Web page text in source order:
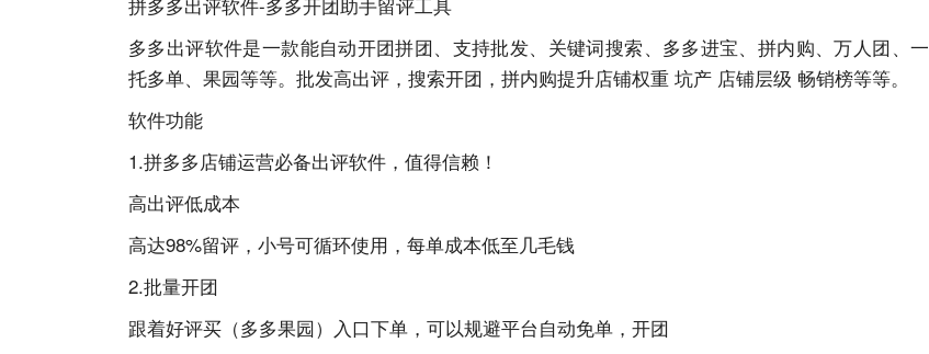
多多出评软件是一款能自动开团拼团、支持批发、关键词搜索、多多进宝、拼内购、万人团、一
托多单、果园等等。批发高出评，搜索开团，拼内购提升店铺权重 坑产 店铺层级 畅销榜等等。
软件功能
1.拼多多店铺运营必备出评软件，值得信赖！
高出评低成本
高达98%留评，小号可循环使用，每单成本低至几毛钱
2.批量开团
跟着好评买（多多果园）入口下单，可以规避平台自动免单，开团